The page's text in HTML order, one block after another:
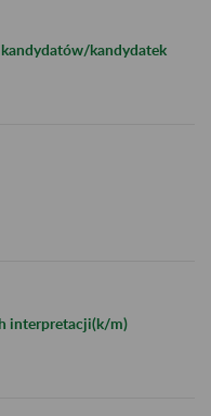
kandydatek
interpretacji(k/m)